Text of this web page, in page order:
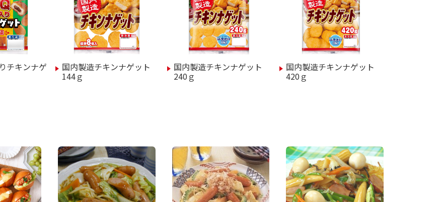
チキンナゲ 国内製造チキンナゲット
144ｇ
国内製造チキンナゲット
240ｇ
国内製造チキンナゲット
420ｇ